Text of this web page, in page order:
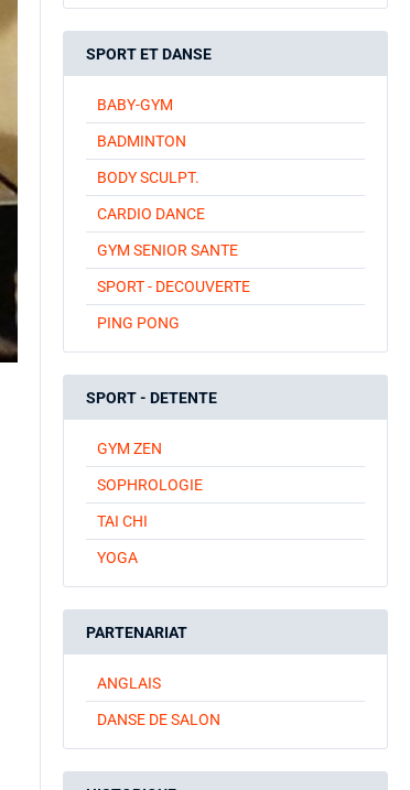
SPORT ET DANSE
BABY-GYM
BADMINTON
BODY SCULPT.
CARDIO DANCE
GYM SENIOR SANTE
SPORT - DECOUVERTE
PING PONG
SPORT - DETENTE
GYM ZEN
SOPHROLOGIE
TAI CHI
YOGA
PARTENARIAT
ANGLAIS
DANSE DE SALON